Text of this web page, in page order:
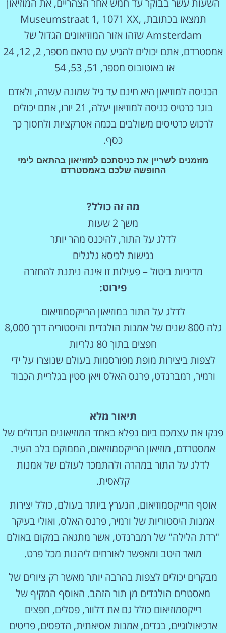
תמצאו בכתובת, Museumstraat 1, 1071 XX,
Amsterdam שזהו אזור המוזיאונים הגדול של
אמסטרדם, אתם יכולים להגיע עם טראם מספר, 2, 12, 24
או באוטובוס מספר, 51, 53, 54
הכניסה למוזיאון היא חינם עד גיל שמונה עשרה, ולאדם
בוגר כרטיס כניסה למוזיאון יעלה, 21 יורו, אתם יכולים
לרכוש כרטיסים משולבים בכמה אטרקציות ולחסוך כך
כסף.
מוזמנים לשריין את כניסתכם למוזיאון בהתאם לימי
החופשה שלכם באמסטרדם
מה זה כולל?
משך 2 שעות
לדלג על התור, להיכנס מהר יותר
נגישות לכיסא גלגלים
מדיניות ביטול – פעילות זו אינה ניתנת להחזרה
פירוט:
לדלג על התור במוזיאון הרייקסמוזיאום
גלה 800 שנים של אמנות הולנדית והיסטוריה דרך 8,000
חפצים בתוך 80 גלריות
לצפות ביצירות מופת מפורסמות בעולם שנוצרו על ידי
ורמיר, רמברנדט, פרנס האלס ויאן סטין בגלריית הכבוד
תיאור מלא
פנקו את עצמכם ביום נפלא באחד המוזיאונים הגדולים של
אמסטרדם, מוזיאון הרייקסמוזיאום, הממוקם בלב העיר.
לדלג על התור במהרה ולהתמכר לעולם של אמנות
קלאסית.
אוסף הרייקסמוזיאום, הנערץ ביותר בעולם, כולל יצירות
אמנות היסטוריות של ורמיר, פרנס האלס, ואולי בעיקר
"רדת הלילה" של רמברנדט, אשר מתגאה במקום באולם
מואר היטב ומאפשר לאורחים ליהנות מכל פרט.
מבקרים יכולים לצפות בהרבה יותר מאשר רק ציורים של
מאסטרים הולנדים מן תור הזהב. האוסף המקיף של
רייקסמוזיאום כולל גם את דלוור, פסלים, חפצים
ארכיאולוגיים, בגדים, אמנות אסיאתית, הדפסים, פריטים